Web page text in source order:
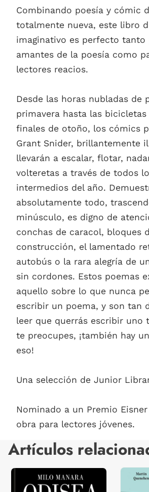
Combinando poesía y cómic
totalmente nueva, este libro
imaginativo es perfecto tanto
amantes de la poesía como
lectores reacios.
Desde las horas nubladas de
primavera hasta las bicicletas
finales de otoño, los cómics
Grant Snider, brillantemente
llevarán a escalar, flotar,
volteretas a través de todos
intermedios del año.
absolutamente todo,
minúsculo, es digno de
conchas de caracol, bloques
construcción, el lamentado
autobús o la rara alegría de
sin cordones. Estos poemas
aquello sobre lo que nunca
escribir un poema, y son tan
leer que querrás escribir uno
te preocupes, ¡también hay
eso!
Una selección de Junior
Nominado a un Premio
obra para lectores jóvenes.
Artículos